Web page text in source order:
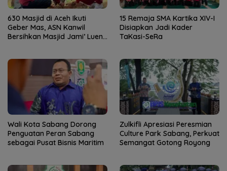
630 Masjid di Aceh Ikuti
Geber Mas, ASN Kanwil
Bersihkan Masjid Jami’ Lueng
15 Remaja SMA Kartika XIV-I
Disiapkan Jadi Kader
TaKasi-SeRa
Wali Kota Sabang Dorong
Penguatan Peran Sabang
sebagai Pusat Bisnis Maritim
Zulkifli Apresiasi Peresmian
Culture Park Sabang, Perkuat
Semangat Gotong Royong